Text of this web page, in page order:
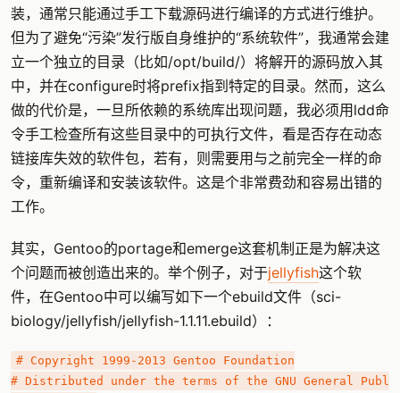
装，通常只能通过手工下载源码进行编译的方式进行维护。
但为了避免“污染”发行版自身维护的“系统软件”，我通常会建
立一个独立的目录（比如/opt/build/）将解开的源码放入其
中，并在configure时将prefix指到特定的目录。然而，这么
做的代价是，一旦所依赖的系统库出现问题，我必须用ldd命
令手工检查所有这些目录中的可执行文件，看是否存在动态
链接库失效的软件包，若有，则需要用与之前完全一样的命
令，重新编译和安装该软件。这是个非常费劲和容易出错的
工作。
其实，Gentoo的portage和emerge这套机制正是为解决这
个问题而被创造出来的。举个例子，对于jellyfish这个软
件，在Gentoo中可以编写如下一个ebuild文件（sci-
biology/jellyfish/jellyfish-1.1.11.ebuild）：
# Copyright 1999-2013 Gentoo Foundation
# Distributed under the terms of the GNU General